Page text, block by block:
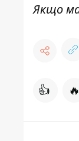
Якщо
👍 🔥